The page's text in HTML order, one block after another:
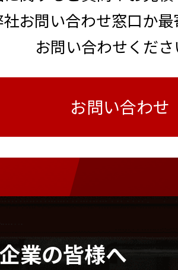
お問い合わせ窓口か
お問い合わせくだ
お問い合わせ
業の皆様へ